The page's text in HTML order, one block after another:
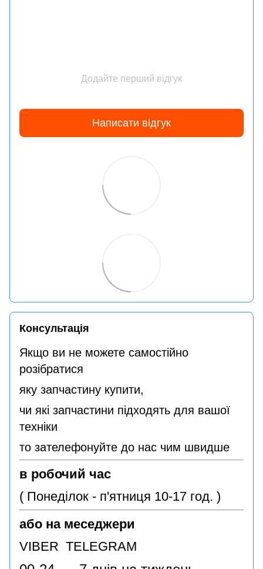
Додайте перший відгук
Написати відгук
Консультація
Якщо ви не можете самостійно
розібратися
яку запчастину купити,
чи які запчастини підходять для вашої
техніки
то зателефонуйте до нас чим швидше
в робочий час
( Понеділок - п'ятниця 10-17 год. )
або на меседжери
VIBER TELEGRAM